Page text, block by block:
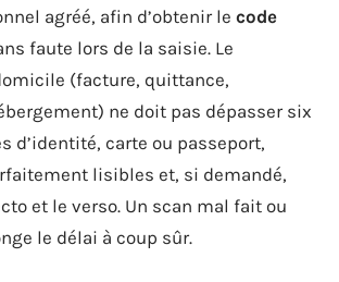
agréé, afin d’obtenir le code
faute lors de la saisie. Le
(facture, quittance,
ne doit pas dépasser six
d’identité, carte ou passeport,
lisibles et, si demandé,
et le verso. Un scan mal fait ou
le délai à coup sûr.